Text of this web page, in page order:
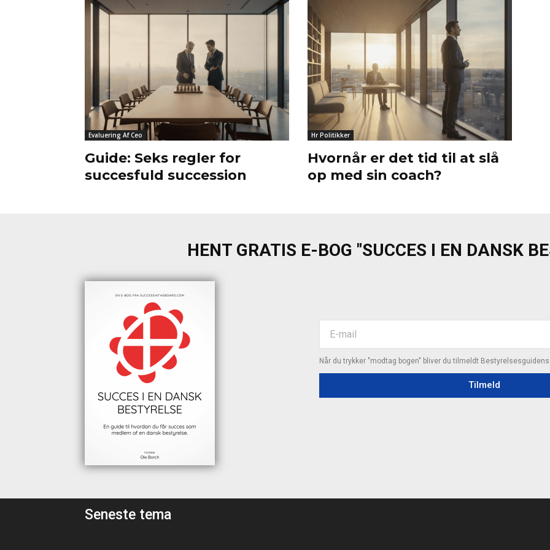
Evaluering Af Ceo
Guide: Seks regler for
succesfuld succession
Hr Politikker
Hvornår er det tid til at slå
op med sin coach?
HENT GRATIS E-BOG "SUCCES I EN DANSK
Når du trykker "modtag bogen" bliver du tilmeldt
Tilmeld
Seneste tema